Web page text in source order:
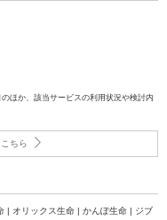
ほか、該当サービスの利用状況や検討内
ちら
| オリックス生命 | かんぽ生命 | ジブ